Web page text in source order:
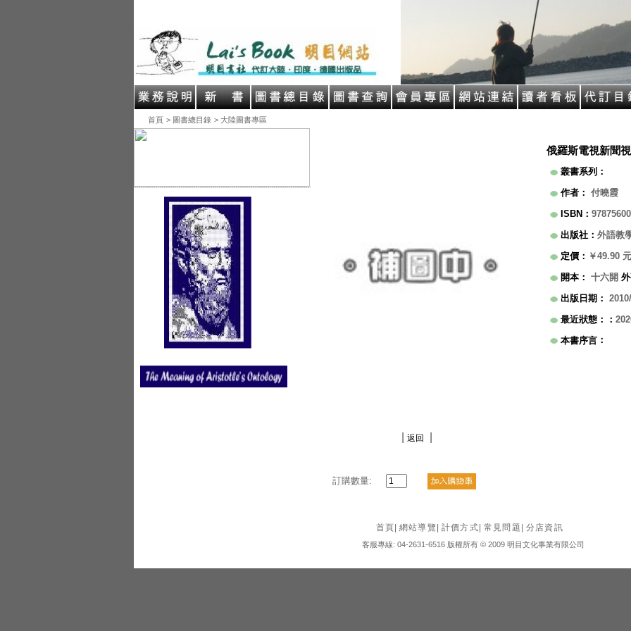
首頁 > 圖書總目錄 > 大陸圖書專區
返回
訂購數量:
俄羅斯電視新聞
叢書系列 ：
作者 ： 付曉霞
ISBN ：
出版社 ： 外語教
定價 ： ￥49.90 元
開本 ： 十六開
出版日期 ：
最近狀態：
：
本書序言 ：
首頁 網站導覽 計價方式 常見問題 分店資訊
客服專線: 04-2631-6516 版權所有 © 2009 明目文化事業有限公司